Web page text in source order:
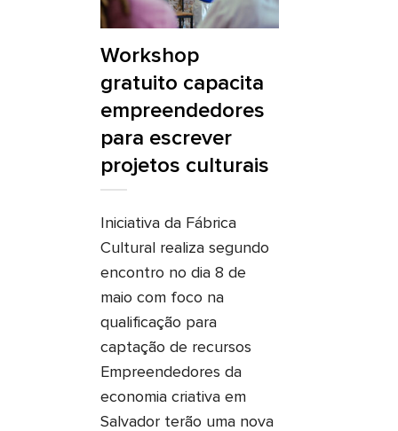
Workshop
gratuito capacita
empreendedores
para escrever
projetos culturais
Iniciativa da Fábrica
Cultural realiza segundo
encontro no dia 8 de
maio com foco na
qualificação para
captação de recursos
Empreendedores da
economia criativa em
Salvador terão uma nova